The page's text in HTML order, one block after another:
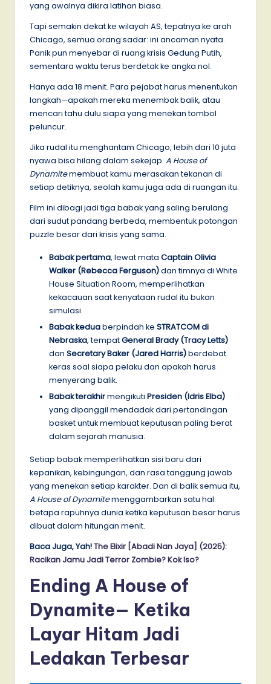
yang awalnya dikira latihan biasa.
Tapi semakin dekat ke wilayah AS, tepatnya ke arah
Chicago, semua orang sadar: ini ancaman nyata.
Panik pun menyebar di ruang krisis Gedung Putih,
sementara waktu terus berdetak ke angka nol.
Hanya ada 18 menit. Para pejabat harus menentukan
langkah—apakah mereka menembak balik, atau
mencari tahu dulu siapa yang menekan tombol
peluncur.
Jika rudal itu menghantam Chicago, lebih dari 10 juta
nyawa bisa hilang dalam sekejap. A House of
Dynamitemembuat kamu merasakan tekanan di
setiap detiknya, seolah kamu juga ada di ruangan itu.
Film ini dibagi jadi tiga babak yang saling berulang
dari sudut pandang berbeda, membentuk potongan
puzzle besar dari krisis yang sama.
Babak pertama, lewat mata Captain Olivia
Walker (Rebecca Ferguson)dan timnya di White
House Situation Room, memperlihatkan
kekacauan saat kenyataan rudal itu bukan
simulasi.
Babak keduaberpindah ke STRATCOM di
Nebraska, tempatGeneral Brady (Tracy Letts)
dan Secretary Baker (Jared Harris)berdebat
keras soal siapa pelaku dan apakah harus
menyerang balik.
Babak terakhirmengikuti Presiden (Idris Elba)
yang dipanggil mendadak dari pertandingan
basket untuk membuat keputusan paling berat
dalam sejarah manusia.
Setiap babak memperlihatkan sisi baru dari
kepanikan, kebingungan, dan rasa tanggung jawab
yang menekan setiap karakter. Dan di balik semua itu,
A House of Dynamitemenggambarkan satu hal:
betapa rapuhnya dunia ketika keputusan besar harus
dibuat dalam hitungan menit.
Baca Juga, Yah!The Elixir [Abadi Nan Jaya] (2025):
Racikan Jamu Jadi Terror Zombie? Kok Iso?
Ending A House of
Dynamite— Ketika
Layar Hitam Jadi
Ledakan Terbesar